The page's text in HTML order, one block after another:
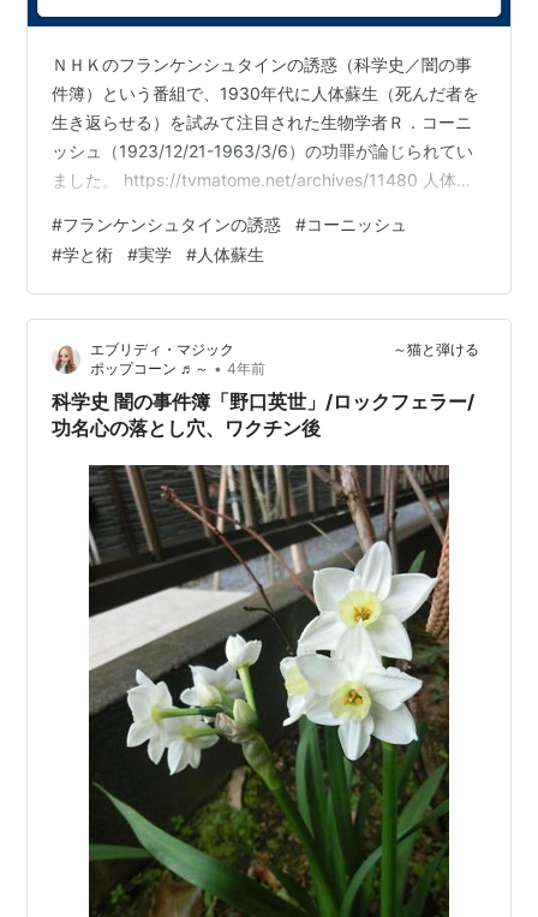
ＮＨＫのフランケンシュタインの誘惑（科学史／闇の事
件簿）という番組で、1930年代に人体蘇生（死んだ者を
生き返らせる）を試みて注目された生物学者Ｒ．コーニ
ッシュ（1923/12/21-1963/3/6）の功罪が論じられてい
ました。 https://tvmatome.net/archives/11480 人体蘇
世界では「一日でも長く生を延ばして死を免れる」試み
は当たり前に行われていて、その先にあるのが蘇生だと
考えれば、何も不思議なことではありません。事実、ア
メリカのバイオテクノロジー企業が脳死した患者を蘇ら
せる治療法を2016年に発表して話題にな…
#フランケンシュタインの誘惑 #コーニッシュ
#学と術 #実学 #人体蘇生
エブリディ・マジック ～猫と弾ける
ポップコーン ♬～ • 4年前
科学史 闇の事件簿「野口英世」/ロックフェラー/
功名心の落とし穴、ワクチン後